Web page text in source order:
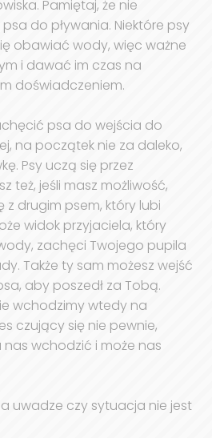
Pamiętaj, że nie
do pływania. Niektóre psy
obawiać wody, więc ważne
i dawać im czas na
doświadczeniem.
psa do wejścia do
na początek nie za daleko,
Psy uczą się przez
też, jeśli masz możliwość,
drugim psem, który lubi
widok przyjaciela, który
zachęci Twojego pupila
Także ty sam możesz wejść
aby poszedł za Tobą.
wchodzimy wtedy na
czujący się nie pewnie,
wchodzić i może nas
uwadze czy sytuacja nie jest